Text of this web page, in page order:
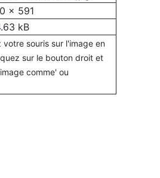
x 591
kB
souris sur l'image en
sur le bouton droit et
comme' ou